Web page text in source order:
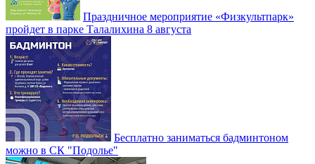
Праздничное мероприятие «Физкультпарк»
пройдет в парке Талалихина 8 августа
Бесплатно заниматься бадминтоном
можно в СК "Подолье"